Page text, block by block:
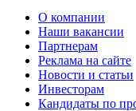
О компании
Наши вакансии
Партнерам
Реклама на сайте
Новости и статьи
Инвесторам
Кандидаты по